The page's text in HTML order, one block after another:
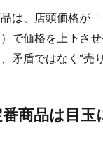
は、店頭価格が
で価格を上下さ
矛盾ではなく“売
商品は目玉